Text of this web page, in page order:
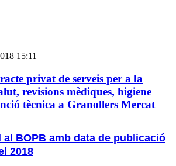
15:11
privat de serveis per a la
revisions mèdiques, higiene
tècnica a Granollers Mercat
BOPB amb data de publicació
2018